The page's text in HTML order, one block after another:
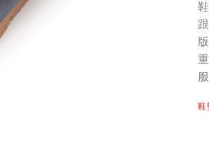
鞋